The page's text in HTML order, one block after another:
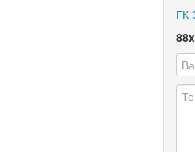
ГК